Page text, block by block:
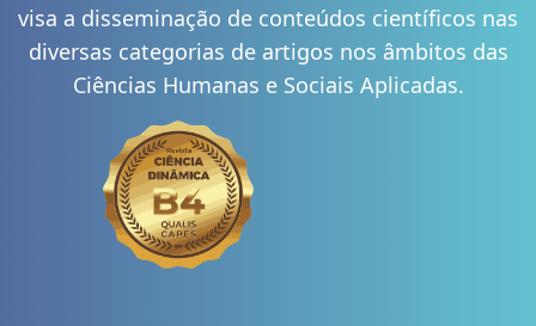
visa a disseminação de conteúdos científicos nas
diversas categorias de artigos nos âmbitos das
Ciências Humanas e Sociais Aplicadas.